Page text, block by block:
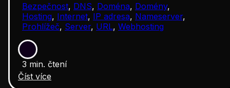
Bezpečnost, DNS, Doména, Domény,
Hosting, Internet, IP adresa, Nameserver,
Prohlížeč, Server, URL, Webhosting
3 min. čtení
Číst více